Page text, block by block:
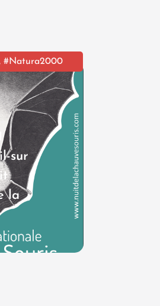
#Natura2000
sur
la